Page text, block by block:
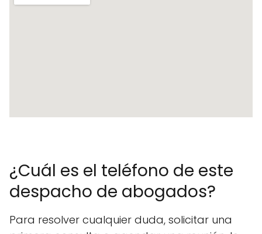
¿Cuál es el teléfono de este
despacho de abogados?
Para resolver cualquier duda, solicitar una